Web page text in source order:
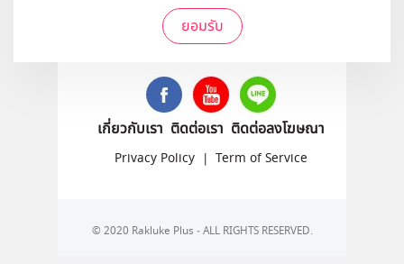
ยอมรับ
ติดตามเราได้ที่
เกี่ยวกับเรา ติดต่อเรา ติดต่อลงโฆษณา
Privacy Policy | Term of Service
© 2020 Rakluke Plus - ALL RIGHTS RESERVED.